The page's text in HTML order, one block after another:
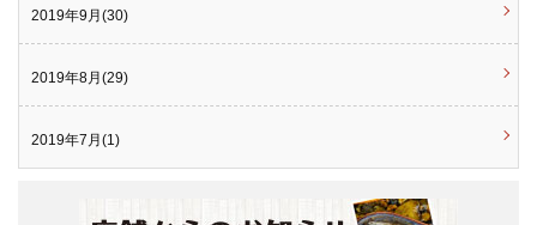
2019年9月(30)
2019年8月(29)
2019年7月(1)